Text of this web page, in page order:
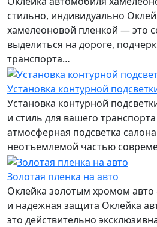
стильно, индивидуально
хамелеоновой пленкой — это
выделиться на дороге,
транспорта…
Установка контурной
Установка контурной
и стиль для вашего
атмосферная подсветка
неотъемлемой частью
Золотая пленка на авто
Оклейка золотым хромом
и надежная защита Оклейка
это действительно